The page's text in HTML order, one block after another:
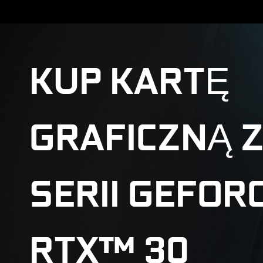
KUP KARTĘ
GRAFICZNĄ
SERII
RTX™ 30